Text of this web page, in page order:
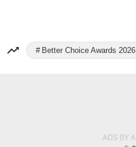
Better Choice Awards 2026